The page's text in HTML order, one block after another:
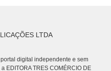
LTDA
digital independente e sem
EDITORA TRES COMÉRCIO DE